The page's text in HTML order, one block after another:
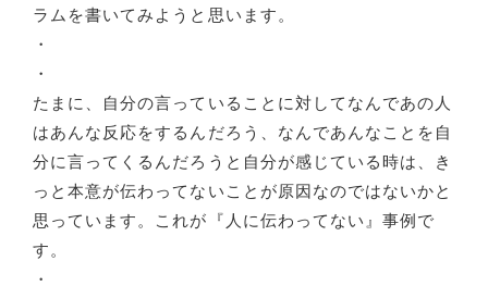
ラムを書いてみようと思います。
・
・
たまに、自分の言っていることに対してなんであの人
はあんな反応をするんだろう、なんであんなことを自
分に言ってくるんだろうと自分が感じている時は、き
っと本意が伝わってないことが原因なのではないかと
思っています。これが『人に伝わってない』事例で
す。
・